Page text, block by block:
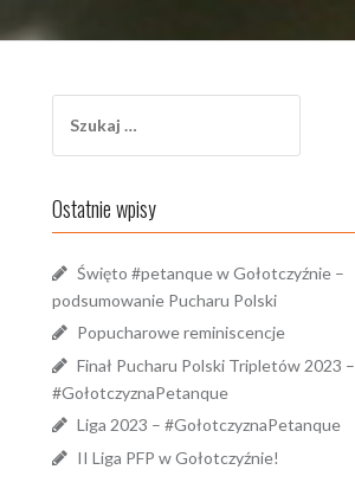
Ostatnie wpisy
Święto #petanque w Gołotczyźnie –
podsumowanie Pucharu Polski
Popucharowe reminiscencje
Finał Pucharu Polski Tripletów 2023 –
#GołotczyznaPetanque
Liga 2023 – #GołotczyznaPetanque
II Liga PFP w Gołotczyźnie!